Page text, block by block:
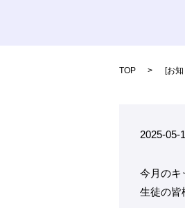
TOP [お
2025-05-
今月のキ
生徒の皆